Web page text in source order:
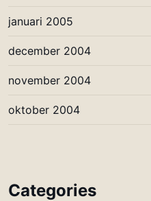
januari 2005
december 2004
november 2004
oktober 2004
Categories